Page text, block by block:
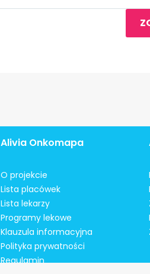
Alivia Onkomapa
O projekcie
Lista placówek
Lista lekarzy
Programy lekowe
Klauzula informacyjna
Polityka prywatności
Regulamin